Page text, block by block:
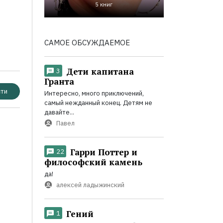
5 книг
САМОЕ ОБСУЖДАЕМОЕ
3
Дети капитана
Гранта
Интересно, много приключений,
самый нежданный конец. Детям не
давайте...
Павел
22
Гарри Поттер и
философский камень
да!
алексей ладыжинский
1 Гений